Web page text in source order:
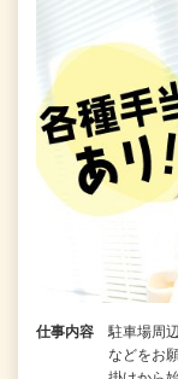
仕事内容
駐車場周
などをお